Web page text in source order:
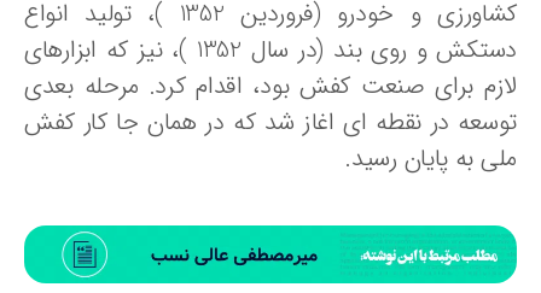
کشاورزی و خودرو (فروردین 1352 )، تولید انواع
دستکش و روی بند (در سال 1352 )، نیز که ابزارهای
برای صنعت کفش بود، اقدام کرد. مرحله بعدی
در نقطه ای اغاز شد که در همان جا کار کفش
به پایان رسید.